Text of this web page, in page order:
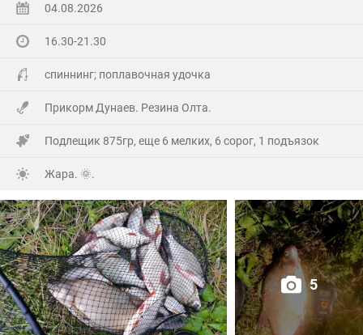
поймал.
На заказе еще покидал спиннинг. Поймал 8 наников.
Отпустил, и пошел домой.
04.08.2026
16.30-21.30
спиннинг; поплавочная удочка
Прикорм Дунаев. Резина Олта.
Подлещик 875гр, еще 6 мелких, 6 сорог, 1 подъязок
Жара. 🌞.
5